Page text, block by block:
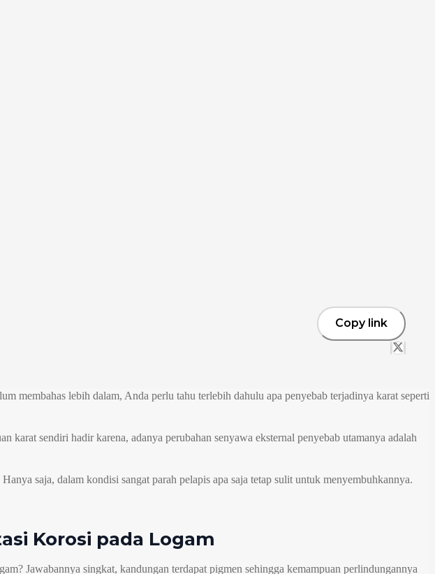
Copy link
membahas lebih dalam, Anda perlu tahu terlebih dahulu apa penyebab terjadinya karat seperti
sendiri hadir karena, adanya perubahan senyawa eksternal penyebab utamanya adalah
saja, dalam kondisi sangat parah pelapis apa saja tetap sulit untuk menyembuhkannya.
Korosi pada Logam
Jawabannya singkat, kandungan terdapat pigmen sehingga kemampuan perlindungannya